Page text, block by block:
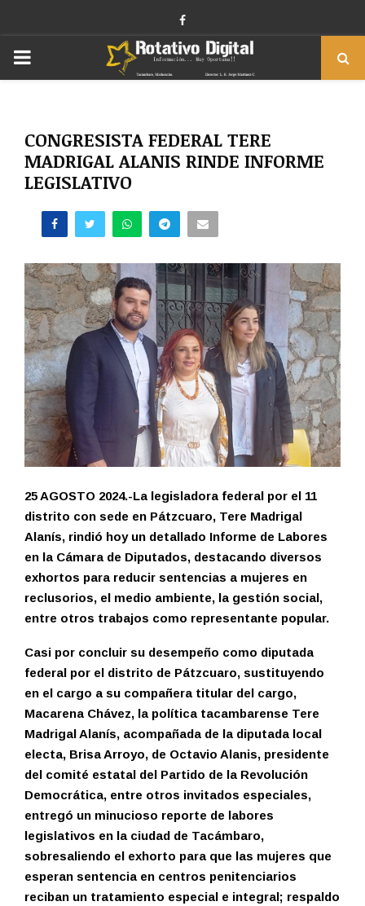
Facebook
PRIMARY
CONGRESISTA FEDERAL TERE
MADRIGAL ALANIS RINDE INFORME
LEGISLATIVO
25 AGOSTO 2024.-La legisladora federal por el 11
distrito con sede en Pátzcuaro, Tere Madrigal
Alanís, rindió hoy un detallado Informe de Labores
en la Cámara de Diputados, destacando diversos
exhortos para reducir sentencias a mujeres en
reclusorios, el medio ambiente, la gestión social,
entre otros trabajos como representante popular.
Casi por concluir su desempeño como diputada
federal por el distrito de Pátzcuaro, sustituyendo
en el cargo a su compañera titular del cargo,
Macarena Chávez, la política tacambarense Tere
Madrigal Alanís, acompañada de la diputada local
electa, Brisa Arroyo, de Octavio Alanis, presidente
del comité estatal del Partido de la Revolución
Democrática, entre otros invitados especiales,
entregó un minucioso reporte de labores
legislativos en la ciudad de Tacámbaro,
sobresaliendo el exhorto para que las mujeres que
esperan sentencia en centros penitenciarios
reciban un tratamiento especial e integral; respaldo